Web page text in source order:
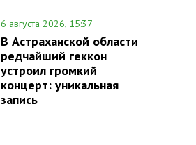
6 августа 2026, 15:37
В Астраханской области
редчайший геккон
устроил громкий
концерт: уникальная
запись